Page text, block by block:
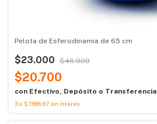
Pelota de Esferodinamia de 65 cm
$23.000 $46.000
$20.700
con Efectivo, Depósito o Transferencia
3x $7.666,67 sin interés